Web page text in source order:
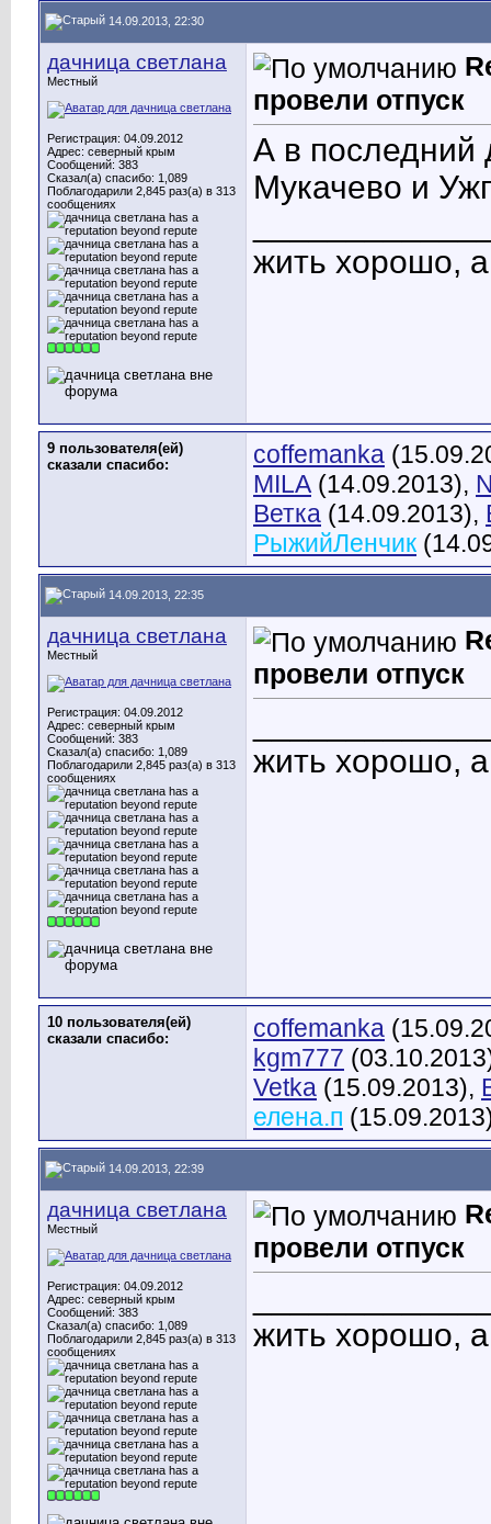
14.09.2013, 22:30
дачница светлана
Местный
Регистрация: 04.09.2012
Адрес: северный крым
Сообщений: 383
Сказал(а) спасибо: 1,089
Поблагодарили 2,845 раз(а) в 313
сообщениях
провели отпуск
А в последний
Мукачево и
жить хорошо,
9 пользователя(ей)
сказали cпасибо:
coffemanka
MILA (14.09.2013),
Ветка (14.09.2013),
РыжийЛенчик
14.09.2013, 22:35
дачница светлана
Местный
Регистрация: 04.09.2012
Адрес: северный крым
Сообщений: 383
Сказал(а) спасибо: 1,089
Поблагодарили 2,845 раз(а) в 313
сообщениях
провели отпуск
жить хорошо,
10 пользователя(ей)
сказали cпасибо:
coffemanka
kgm777
Vetka (15.09.2013),
елена.п
14.09.2013, 22:39
дачница светлана
Местный
Регистрация: 04.09.2012
Адрес: северный крым
Сообщений: 383
Сказал(а) спасибо: 1,089
Поблагодарили 2,845 раз(а) в 313
сообщениях
провели отпуск
жить хорошо,